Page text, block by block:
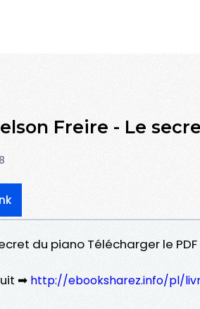
Freire - Le
du piano Télécharger le
➡ http://ebooksharez.info/pl/